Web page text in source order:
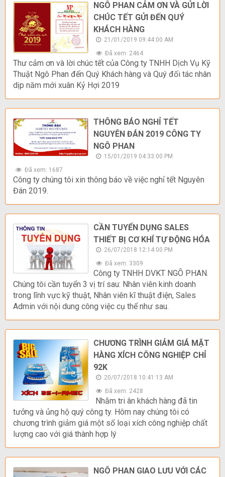
NGÔ PHAN CẢM ƠN VÀ GỬI LỜI
CHÚC TẾT GỬI ĐẾN QUÝ
KHÁCH HÀNG
21/01/2019 09:44:00 AM
Đã xem: 2464
Thư cảm ơn và lời chúc tết của Công ty TNHH Dịch Vụ Kỹ
Thuật Ngô Phan đến Quý Khách hàng và Quý đối tác nhân
dịp năm mới xuân Kỷ Hợi 2019
THÔNG BÁO NGHỈ TẾT
NGUYÊN ĐÁN 2019 CÔNG TY
NGÔ PHAN
15/01/2019 04:33:00 PM
Đã xem: 1687
Công ty chúng tôi xin thông báo về việc nghỉ tết Nguyên
Đán 2019.
CẦN TUYỂN DỤNG SALES
THIẾT BỊ CƠ KHÍ TỰ ĐỘNG HÓA
26/07/2018 12:14:00 PM
Đã xem: 3309
Công ty TNHH DVKT NGÔ PHAN.
Chúng tôi cần tuyển 3 vị trí sau: Nhân viên kinh doanh
trong lĩnh vực kỹ thuật, Nhân viên kĩ thuật điện, Sales
Admin với nội dung công việc cụ thể như sau.
CHƯƠNG TRÌNH GIẢM GIÁ MẶT
HÀNG XÍCH CÔNG NGHIỆP CHỈ
92K
20/07/2018 10:41:13 AM
Đã xem: 2428
Nhằm tri ân khách hàng đã tin
tưởng và ủng hộ quý công ty. Hôm nay chúng tôi có
chương trình giảm giá một số loại xích công nghiệp chất
lượng cao với giá thành hợp lý
NGÔ PHAN GIAO LƯU VỚI CÁC